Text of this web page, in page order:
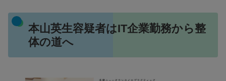
本山英生容疑者はIT企業勤務から整
体の道へ